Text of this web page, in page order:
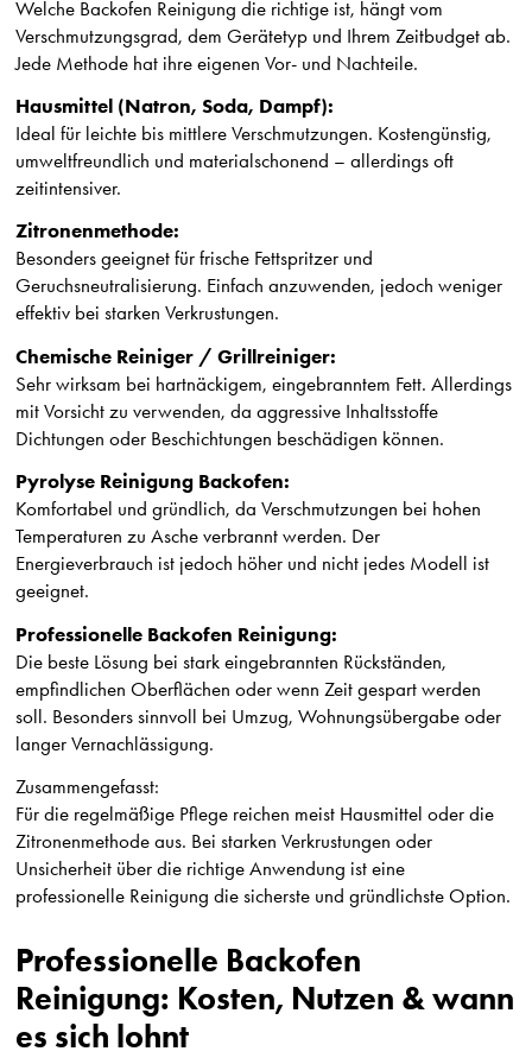
Welche Backofen Reinigung die richtige ist, hängt vom
Verschmutzungsgrad, dem Gerätetyp und Ihrem Zeitbudget ab.
Jede Methode hat ihre eigenen Vor- und Nachteile.
Hausmittel (Natron, Soda, Dampf):
Ideal für leichte bis mittlere Verschmutzungen. Kostengünstig,
umweltfreundlich und materialschonend – allerdings oft
zeitintensiver.
Zitronenmethode:
Besonders geeignet für frische Fettspritzer und
Geruchsneutralisierung. Einfach anzuwenden, jedoch weniger
effektiv bei starken Verkrustungen.
Chemische Reiniger / Grillreiniger:
Sehr wirksam bei hartnäckigem, eingebranntem Fett. Allerdings
mit Vorsicht zu verwenden, da aggressive Inhaltsstoffe
Dichtungen oder Beschichtungen beschädigen können.
Pyrolyse Reinigung Backofen:
Komfortabel und gründlich, da Verschmutzungen bei hohen
Temperaturen zu Asche verbrannt werden. Der
Energieverbrauch ist jedoch höher und nicht jedes Modell ist
geeignet.
Professionelle Backofen Reinigung:
Die beste Lösung bei stark eingebrannten Rückständen,
empfindlichen Oberflächen oder wenn Zeit gespart werden
soll. Besonders sinnvoll bei Umzug, Wohnungsübergabe oder
langer Vernachlässigung.
Zusammengefasst:
Für die regelmäßige Pflege reichen meist Hausmittel oder die
Zitronenmethode aus. Bei starken Verkrustungen oder
Unsicherheit über die richtige Anwendung ist eine
professionelle Reinigung die sicherste und gründlichste Option.
Professionelle Backofen
Reinigung: Kosten, Nutzen & wann
es sich lohnt